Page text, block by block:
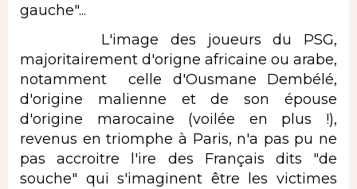
gauche"...
L'image des joueurs du PSG,
majoritairement d'origne africaine ou arabe,
notamment celle d'Ousmane Dembélé,
d'origine malienne et de son épouse
d'origine marocaine (voilée en plus !),
revenus en triomphe à Paris, n'a pas pu ne
pas accroitre l'ire des Français dits "de
souche" qui s'imaginent être les victimes